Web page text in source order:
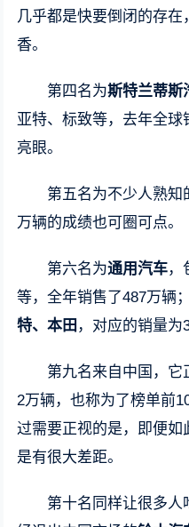
几乎都是快要倒闭的存
香。
第四名为斯特兰蒂斯
亚特、标致等，去年全球
亮眼。
第五名为不少人熟知
万辆的成绩也可圈可点。
第六名为通用汽车，
等，全年销售了487万辆
特、本田 ，对应的销量为
第九名来自中国，它
2万辆，也称为了榜单前
过需要正视的是，即便
是有很大差距。
第十名同样让很多